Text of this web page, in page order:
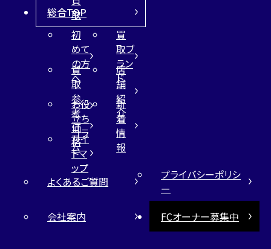
取
総合TOP
初
めて
の方
へ
買
取ブ
ラン
ド
買
取
参
考
価
格
店
舗
紹
介
お役
立ち
コラ
ム
新
着
情
報
サイ
トマ
ップ
よくあるご質問
プライバシーポリシ
ー
会社案内
FCオーナー募集中